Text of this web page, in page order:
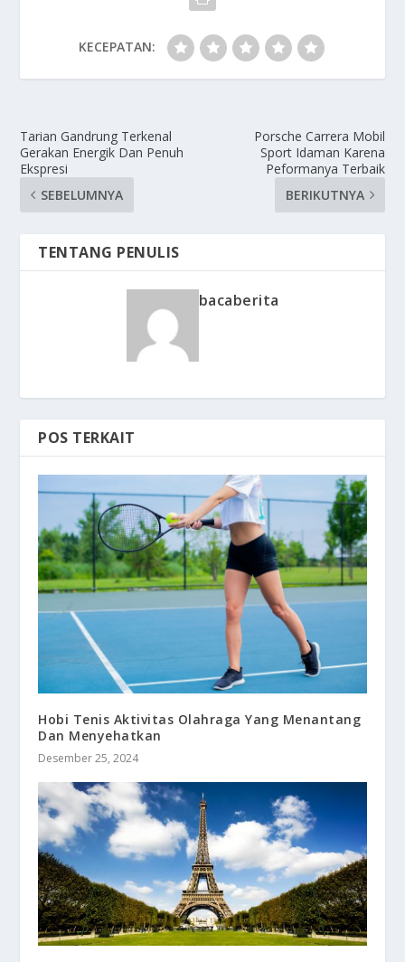
KECEPATAN:
Tarian Gandrung Terkenal
Gerakan Energik Dan Penuh
Ekspresi
SEBELUMNYA
Porsche Carrera Mobil
Sport Idaman Karena
Peformanya Terbaik
BERIKUTNYA
TENTANG PENULIS
bacaberita
POS TERKAIT
Hobi Tenis Aktivitas Olahraga Yang Menantang
Dan Menyehatkan
Desember 25, 2024